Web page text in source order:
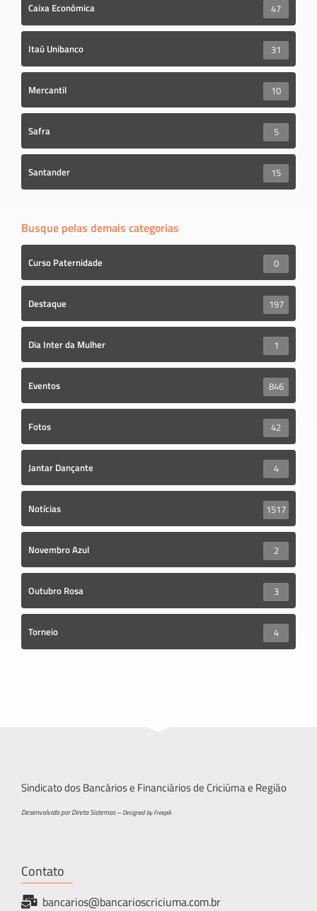
Caixa Econômica 47
Itaú Unibanco 31
Mercantil 10
Safra 5
Santander 15
Busque pelas demais categorias
Curso Paternidade 0
Destaque 197
Dia Inter da Mulher 1
Eventos 846
Fotos 42
Jantar Dançante 4
Notícias 1517
Novembro Azul 2
Outubro Rosa 3
Torneio 4
Sindicato dos Bancários e Financiários de Criciúma e Região
Desenvolvido por Direta Sistemas –Designed by Freepik
Contato
bancarios@bancarioscriciuma.com.br